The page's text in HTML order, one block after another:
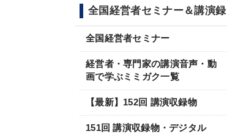
全国経営者セミナー＆講演録
全国経営者セミナー
経営者・専門家の講演音声・動
画で学ぶミミガク一覧
【最新】152回 講演収録物
151回 講演収録物・デジタル